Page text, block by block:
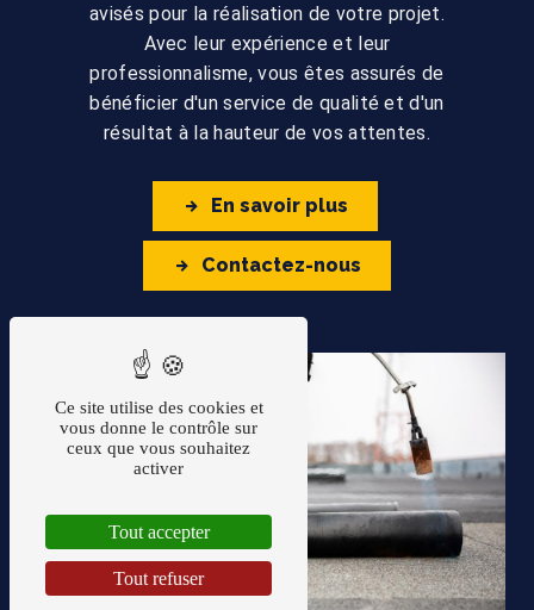
avisés pour la réalisation de votre projet.
Avec leur expérience et leur
professionnalisme, vous êtes assurés de
bénéficier d'un service de qualité et d'un
résultat à la hauteur de vos attentes.
En savoir plus
Contactez-nous
Ce site utilise des cookies et
vous donne le contrôle sur
ceux que vous souhaitez
activer
Tout accepter
Tout refuser